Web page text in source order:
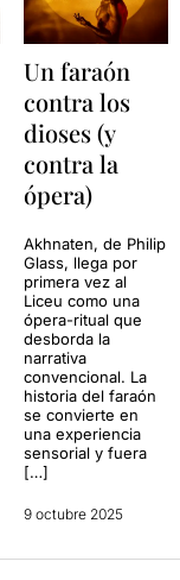
Un faraón
contra los
dioses (y
contra la
ópera)
Akhnaten, de Philip
Glass, llega por
primera vez al
Liceu como una
ópera-ritual que
desborda la
narrativa
convencional. La
historia del faraón
se convierte en
una experiencia
sensorial y fuera
[…]
9 octubre 2025